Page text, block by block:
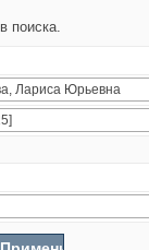
поиска.